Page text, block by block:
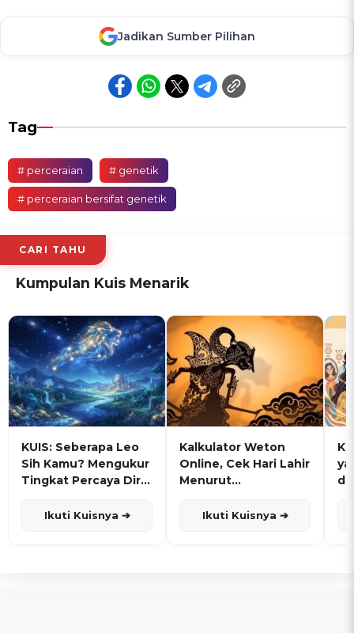
Jadikan Sumber Pilihan
Tag
# perceraian # genetik
# perceraian bersifat genetik
CARI TAHU
Kumpulan Kuis Menarik
KUIS: Seberapa Leo
Sih Kamu? Mengukur
Tingkat Percaya Diri
Ikuti Kuisnya ➔
Kalkulator Weton
Online, Cek Hari Lahir
Menurut
Ikuti Kuisnya ➔